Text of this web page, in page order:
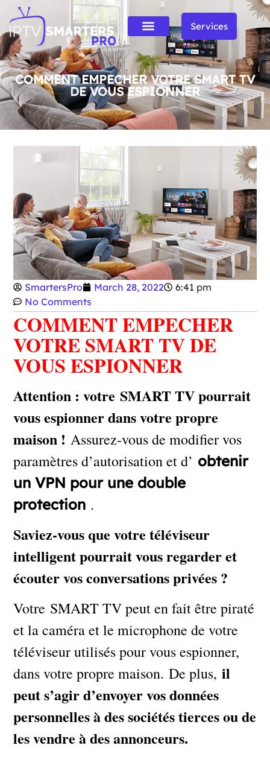
Services
COMMENT EMPECHER VOTRE SMART TV
DE VOUS ESPIONNER
SmartersPro March 28, 2022
6:41 pm
No Comments
COMMENT EMPECHER
VOTRE SMART TV DE
VOUS ESPIONNER
Attention : votre SMART TV pourrait
vous espionner dans votre propre
maison !Assurez-vous de modifier vos
paramètres d’autorisation et d’ obtenir
un VPN pour une double
protection .
Saviez-vous que votre téléviseur
intelligent pourrait vous regarder et
écouter vos conversations privées ?
Votre SMART TV peut en fait être piraté
et la caméra et le microphone de votre
téléviseur utilisés pour vous espionner,
dans votre propre maison. De plus,il
peut s’agir d’envoyer vos données
personnelles à des sociétés tierces ou de
les vendre à des annonceurs.